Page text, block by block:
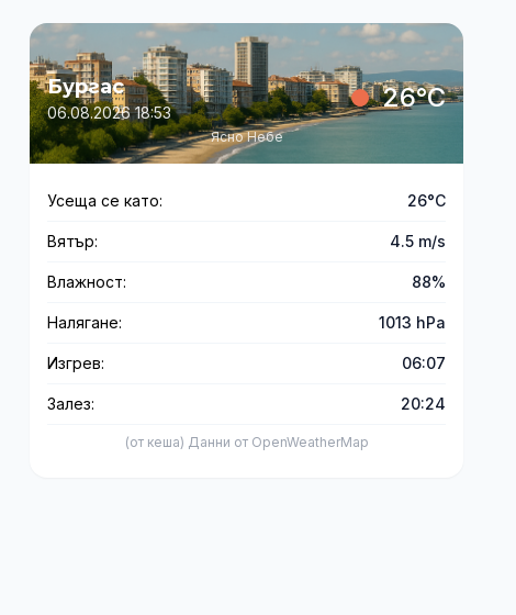
Бургас
06.08.2026 18:53 26°C
Ясно Небе
Усеща се като: 26°C
Вятър: 4.5 m/s
Влажност: 88%
Налягане: 1013 hPa
Изгрев: 06:07
Залез: 20:24
(от кеша) Данни от OpenWeatherMap